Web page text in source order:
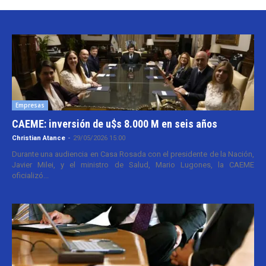
Empresas
CAEME: inversión de u$s 8.000 M en seis años
Christian Atance - 29/05/2026 15:00
Durante una audiencia en Casa Rosada con el presidente de la Nación,
Javier Milei, y el ministro de Salud, Mario Lugones, la CAEME
oficializó...